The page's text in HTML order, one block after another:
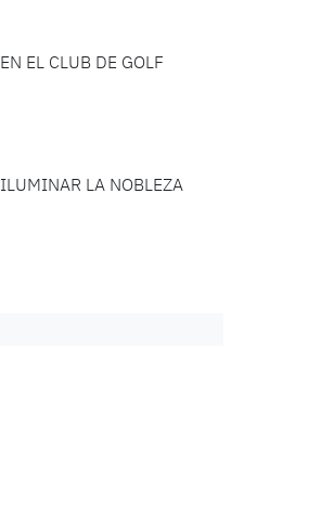
EN EL CLUB DE GOLF
ILUMINAR LA NOBLEZA